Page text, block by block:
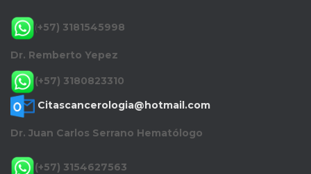
(+57) 3181545998
Dr. Remberto Yepez
(+57) 3180823310
Citascancerologia@hotmail.com
Dr. Juan Carlos Serrano Hematólogo
(+57) 3154627563